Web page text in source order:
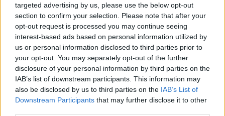
targeted advertising by us, please use the below opt-out
section to confirm your selection. Please note that after your
opt-out request is processed you may continue seeing
interest-based ads based on personal information utilized by
us or personal information disclosed to third parties prior to
your opt-out. You may separately opt-out of the further
disclosure of your personal information by third parties on the
IAB’s list of downstream participants. This information may
also be disclosed by us to third parties on the IAB’s List of
Downstream Participants that may further disclose it to other
Computerworld|2019 február 11. 08:00
Németországban frissített iPhone 7 és iPhone
8 modelleket dob piacra az almás cég.